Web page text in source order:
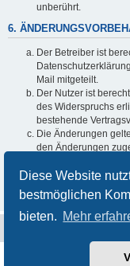
Diese Website
bestmöglichen
bieten. Mehr
unberührt.
6.
Der Betreiber ist
Mail mitgeteilt.
Der Nutzer ist
des Widerspruchs
bestehende
Die Änderungen
den Änderungen
Informationen über
sind in der